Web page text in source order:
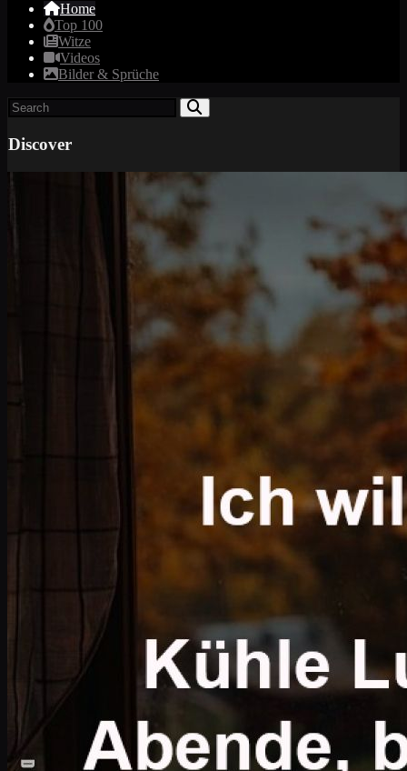
Home
Top 100
Witze
Videos
Bilder & Sprüche
Discover